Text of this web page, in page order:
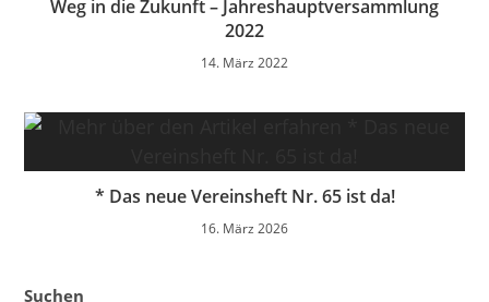
Weg in die Zukunft – Jahreshauptversammlung
2022
14. März 2022
* Das neue Vereinsheft Nr. 65 ist da!
16. März 2026
Suchen